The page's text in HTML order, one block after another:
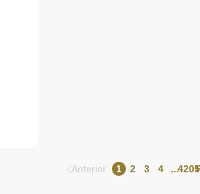
Anterior 1 2 3 4 ...4205